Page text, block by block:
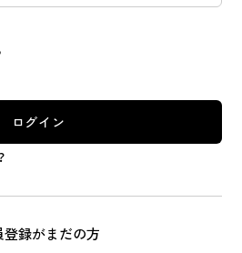
ログイン
登録がまだの方